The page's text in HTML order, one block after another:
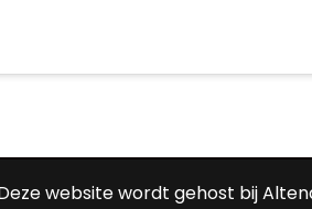
website wordt gehost bij